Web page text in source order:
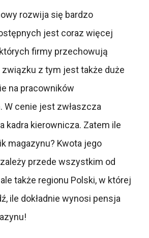
rozwija się bardzo
jest coraz więcej
firmy przechowują
z tym jest także duże
na pracowników
W cenie jest zwłaszcza
kadra kierownicza. Zatem ile
magazynu? Kwota jego
przede wszystkim od
także regionu Polski, w której
ile dokładnie wynosi pensja